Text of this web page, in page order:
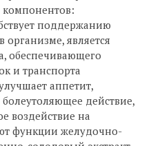
поддержанию
является
обеспечивающего
и транспорта
аппетит,
действие,
воздействие на
функции желудочно-